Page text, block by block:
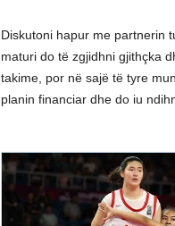
Diskutoni hapur me partnerin
maturi do të zgjidhni gjithçka
takime, por në sajë të tyre
planin financiar dhe do iu